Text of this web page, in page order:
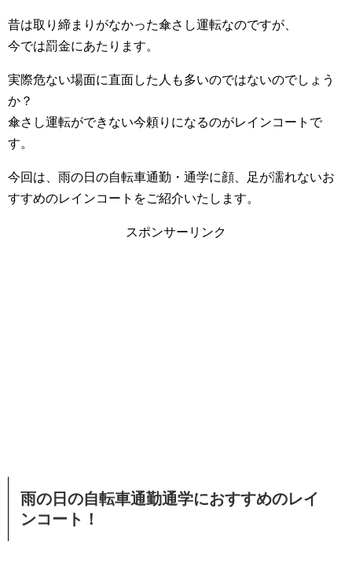
昔は取り締まりがなかった傘さし運転なのですが、
今では罰金にあたります。
実際危ない場面に直面した人も多いのではないのでしょう
か？
傘さし運転ができない今頼りになるのがレインコートで
す。
今回は、雨の日の自転車通勤・通学に顔、足が濡れないお
すすめのレインコートをご紹介いたします。
スポンサーリンク
雨の日の自転車通勤通学におすすめのレイ
ンコート！